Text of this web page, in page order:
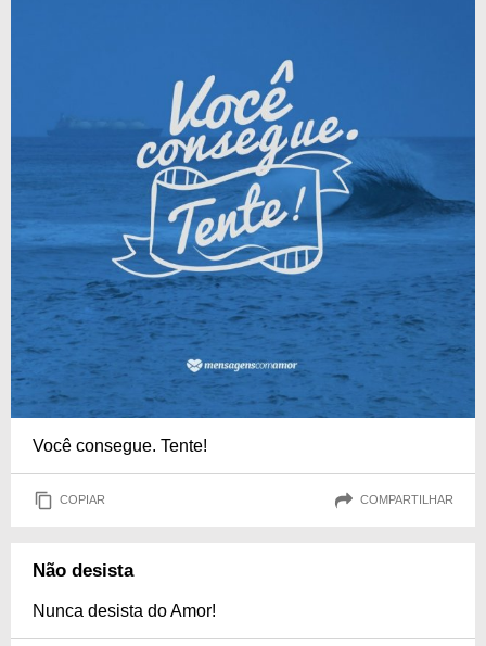
Você consegue. Tente!
COPIAR COMPARTILHAR
Não desista
Nunca desista do Amor!